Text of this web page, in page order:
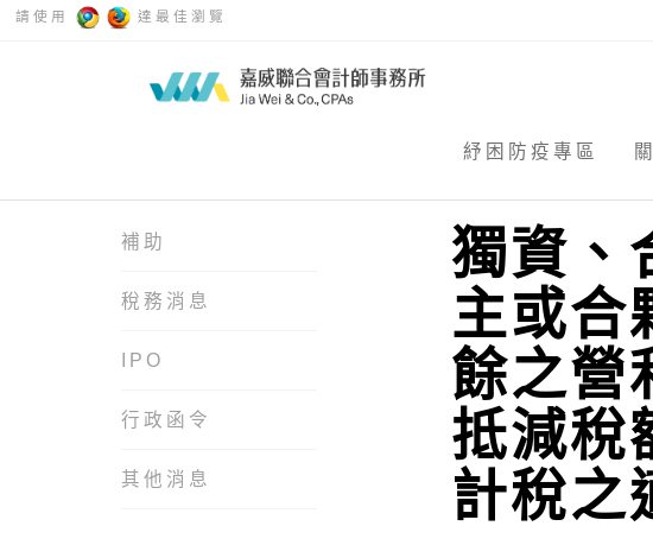
請使用 達最佳瀏覽
紓困防疫專區
補助
稅務消息
IPO
行政函令
其他消息
獨資、
主或合
餘之營
抵減稅
計稅之